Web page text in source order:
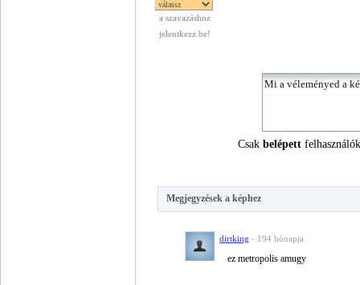
a szavazáshoz
jelentkezz be!
Csakbelépett
Megjegyzések a képhez
dirtking - 194 hónapja
ez metropolis amugy